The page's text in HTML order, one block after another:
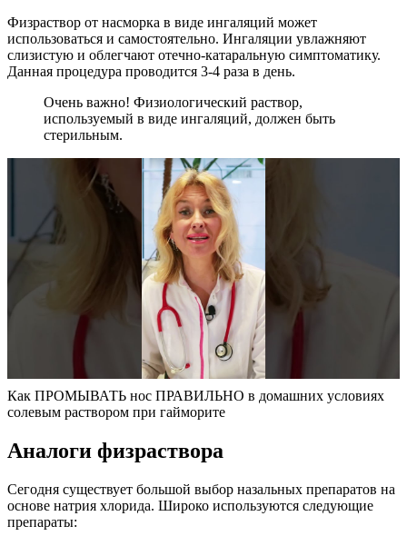
Физраствор от насморка в виде ингаляций может
использоваться и самостоятельно. Ингаляции увлажняют
слизистую и облегчают отечно-катаральную симптоматику.
Данная процедура проводится 3-4 раза в день.
Очень важно! Физиологический раствор,
используемый в виде ингаляций, должен быть
стерильным.
Как ПРОМЫВАТЬ нос ПРАВИЛЬНО в домашних условиях
солевым раствором при гайморите
Аналоги физраствора
Сегодня существует большой выбор назальных препаратов на
основе натрия хлорида. Широко используются следующие
препараты: